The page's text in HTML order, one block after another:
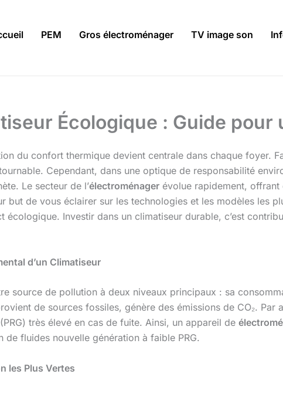
PEM Gros électroménager TV image son
Écologique : Guide pour
du confort thermique devient centrale dans chaque foyer.
Cependant, dans une optique de responsabilité
Le secteur de l’électroménager évolue rapidement,
but de vous éclairer sur les technologies et les modèles les
écologique. Investir dans un climatiseur durable, c’est
d’un Climatiseur
source de pollution à deux niveaux principaux : sa
de sources fossiles, génère des émissions de CO₂.
très élevé en cas de fuite. Ainsi, un appareil de
fluides nouvelle génération à faible PRG.
les Plus Vertes